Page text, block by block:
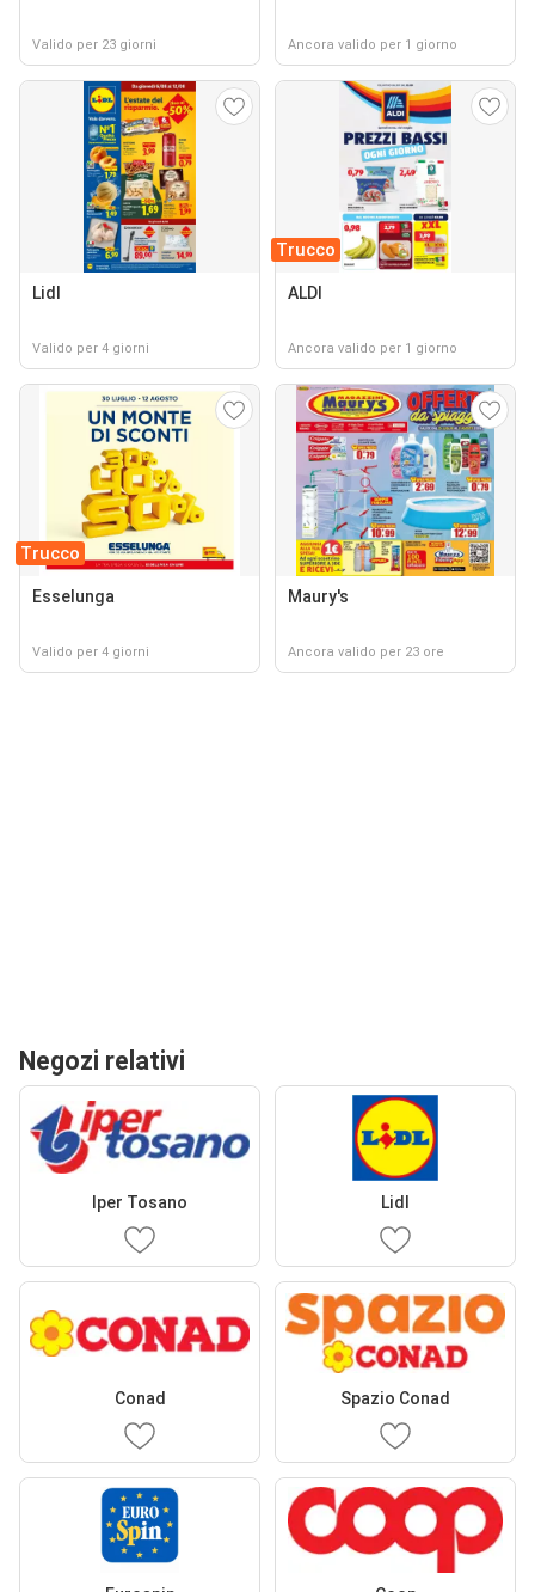
Valido per 23 giorni Ancora valido per 1 giorno
Lidl
Valido per 4 giorni
Trucco
ALDI
Ancora valido per 1 giorno
Trucco
Esselunga
Valido per 4 giorni
Maury's
Ancora valido per 23 ore
Negozi relativi
Iper Tosano Lidl
Conad Spazio Conad